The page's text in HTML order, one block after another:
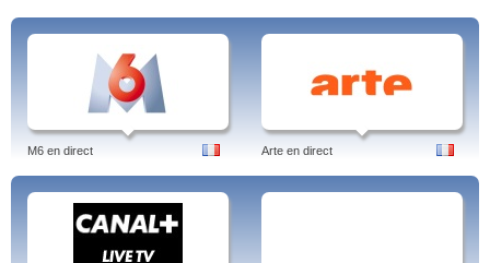
M6 en direct Arte en direct